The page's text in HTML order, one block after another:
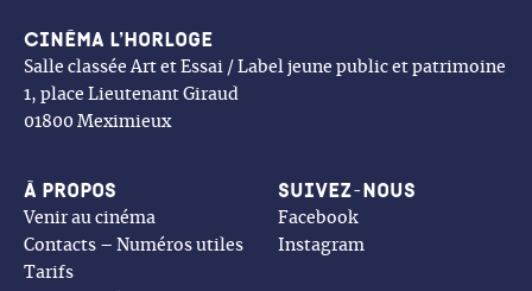
Cinéma l’Horloge
Salle classée Art et Essai / Label jeune public et patrimoine
1, place Lieutenant Giraud
01800 Meximieux
À propos
Venir au cinéma
Contacts – Numéros utiles
Tarifs
Suivez-nous
Facebook
Instagram